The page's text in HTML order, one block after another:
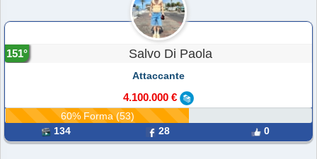
Salvo Di Paola
151°
Attaccante
4.100.000 €
60% Forma (53)
134
28 0